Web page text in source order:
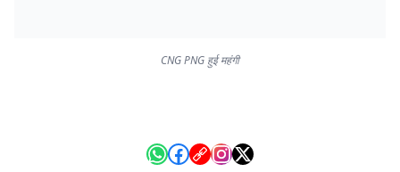
CNG PNG हुई महंगी